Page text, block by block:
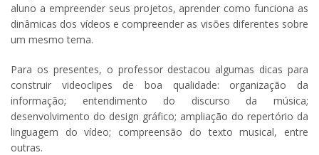
aluno a empreender seus projetos, aprender como funciona as
dinâmicas dos vídeos e compreender as visões diferentes sobre
um mesmo tema.
Para os presentes, o professor destacou algumas dicas para
construir videoclipes de boa qualidade: organização da
informação; entendimento do discurso da música;
desenvolvimento do design gráfico; ampliação do repertório da
linguagem do vídeo; compreensão do texto musical, entre
outras.